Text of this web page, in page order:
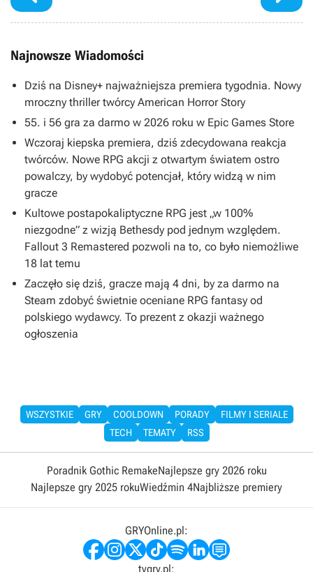
Najnowsze Wiadomości
Dziś na Disney+ najważniejsza premiera tygodnia. Nowy
mroczny thriller twórcy American Horror Story
55. i 56 gra za darmo w 2026 roku w Epic Games Store
Wczoraj kiepska premiera, dziś zdecydowana reakcja
twórców. Nowe RPG akcji z otwartym światem ostro
powalczy, by wydobyć potencjał, który widzą w nim
gracze
Kultowe postapokaliptyczne RPG jest „w 100%
niezgodne” z wizją Bethesdy pod jednym względem.
Fallout 3 Remastered pozwoli na to, co było niemożliwe
18 lat temu
Zaczęło się dziś, gracze mają 4 dni, by za darmo na
Steam zdobyć świetnie oceniane RPG fantasy od
polskiego wydawcy. To prezent z okazji ważnego
ogłoszenia
WSZYSTKIE GRY COOLDOWN PORADY
FILMY I SERIALE
TECH
TEMATY RSS
Poradnik Gothic RemakeNajlepsze gry 2026 roku
Najlepsze gry 2025 rokuWiedźmin 4Najbliższe premiery
GRYOnline.pl:
tvgry.pl: